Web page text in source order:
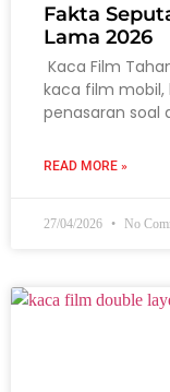
Fakta
Lama 2026
Kaca Film
kaca film mobil,
penasaran soal
READ MORE »
27/04/2026 No